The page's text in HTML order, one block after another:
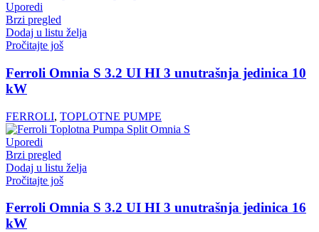
Uporedi
Brzi pregled
Dodaj u listu želja
Pročitajte još
Ferroli Omnia S 3.2 UI HI 3 unutrašnja jedinica 10
kW
FERROLI, TOPLOTNE PUMPE
Uporedi
Brzi pregled
Dodaj u listu želja
Pročitajte još
Ferroli Omnia S 3.2 UI HI 3 unutrašnja jedinica 16
kW